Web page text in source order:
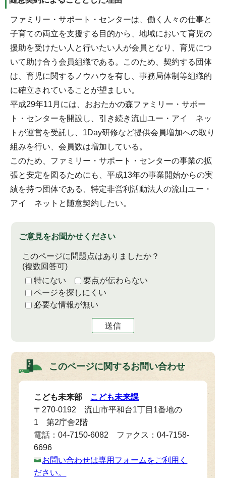
ファミリー・サポート・センターは、働く人々の仕事と
子育ての両立を支援する目的から、地域において育児の
援助を受けたい人と行いたい人が会員となり、育児につ
いて助け合う会員組織である。このため、契約する団体
は、育児に関するノウハウを有し、事務局体制等組織的
に確立されていることが望ましい。
平成29年11月には、おおたかの森ファミリー・サポー
ト・センターを開設し、引き続き流山ユー・アイ ネッ
トが運営を受託し、1Day研修など提供会員増加への取り
組みを行い、会員数は増加している。
このため、ファミリー・サポート・センターの事業の拡
張と安定を図るためにも、平成13年の事業開始からの実
績を持つ団体である、特定非営利活動法人の流山ユー・
アイ ネットと随意契約したい。
ご意見をお聞かせください
このページに問題点はありましたか？
(複数回答可)
特にない
要点が伝わらない
ページを探しにくい
必要な情報が無い
送信
このページに関するお問い合わせ
こども未来部 こども未来課
〒270-0192 流山市平和台1丁目1番地の
1 第2庁舎2階
電話：04-7150-6082 ファクス：04-7158-
6696
お問い合わせは専用フォームをご利用く
ださい。